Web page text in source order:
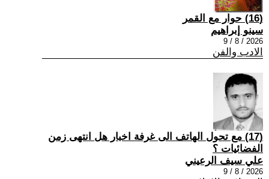
(16) حوار مع القمر
سينو إبراهيم
2026 / 8 / 9
الادب والفن
(17) مع تحول الهاتف الى غرفة اخبار هل انتهى زمن
الفضائيات ؟
علي سيف الرعيني
2026 / 8 / 9